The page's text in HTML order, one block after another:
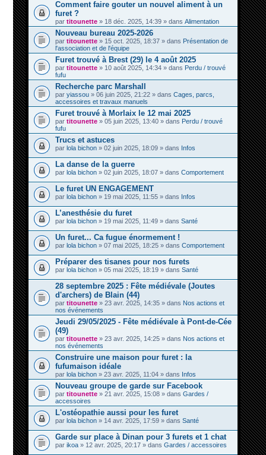
Comment faire gouter un nouvel aliment à un
furet ?
par titounette» 18 déc. 2025, 14:39 » dans Alimentation
Nouveau bureau 2025-2026
par titounette» 15 oct. 2025, 18:37 » dans Présentation de
l'association et de l'équipe
Furet trouvé à Brest (29) le 4 août 2025
par titounette» 10 août 2025, 14:34 » dans Perdu / trouvé
fufu
Recherche parc Marshall
par yiassou» 06 juin 2025, 21:22 » dans Cages, parcs,
accessoires et travaux manuels
Furet trouvé à Morlaix le 12 mai 2025
par titounette» 05 juin 2025, 13:40 » dans Perdu / trouvé
fufu
Trucs et astuces
par lola bichon» 02 juin 2025, 18:09 » dans Infos
La danse de la guerre
par lola bichon» 02 juin 2025, 18:07 » dans Comportement
Le furet UN ENGAGEMENT
par lola bichon» 19 mai 2025, 11:55 » dans Infos
L’anesthésie du furet
par lola bichon» 19 mai 2025, 11:49 » dans Santé
Un furet... Ca fugue énormement !
par lola bichon» 07 mai 2025, 18:25 » dans Comportement
Préparer des tisanes pour nos furets
par lola bichon» 05 mai 2025, 18:19 » dans Santé
28 septembre 2025 : Fête médiévale (Joutes
d'archers) de Blain (44)
par titounette» 23 avr. 2025, 14:35 » dans Nos actions et
nos événements
Jeudi 29/05/2025 - Fête médiévale à Pont-de-Cée
(49)
par titounette» 23 avr. 2025, 14:25 » dans Nos actions et
nos événements
Construire une maison pour furet : la
fufumaison idéale
par lola bichon» 23 avr. 2025, 11:04 » dans Infos
Nouveau groupe de garde sur Facebook
par titounette» 21 avr. 2025, 15:08 » dans Gardes /
accessoires
L'ostéopathie aussi pour les furet
par lola bichon» 14 avr. 2025, 17:59 » dans Santé
Garde sur place à Dinan pour 3 furets et 1 chat
par ikoa» 12 avr. 2025, 20:17 » dans Gardes / accessoires